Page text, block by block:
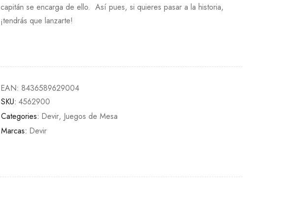
capitán se encarga de ello. Así pues, si quieres pasar a la historia,
¡tendrás que lanzarte!
EAN:8436589629004
SKU: 4562900
Categories: Devir, Juegos de Mesa
Marcas: Devir